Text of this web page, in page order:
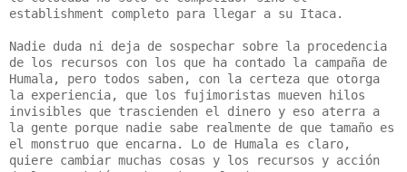
establishment completo para llegar a su Itaca.
Nadie duda ni deja de sospechar sobre la procedencia
de los recursos con los que ha contado la campaña de
Humala, pero todos saben, con la certeza que otorga
la experiencia, que los fujimoristas mueven hilos
invisibles que trascienden el dinero y eso aterra a
la gente porque nadie sabe realmente de que tamaño es
el monstruo que encarna. Lo de Humala es claro,
quiere cambiar muchas cosas y los recursos y acción